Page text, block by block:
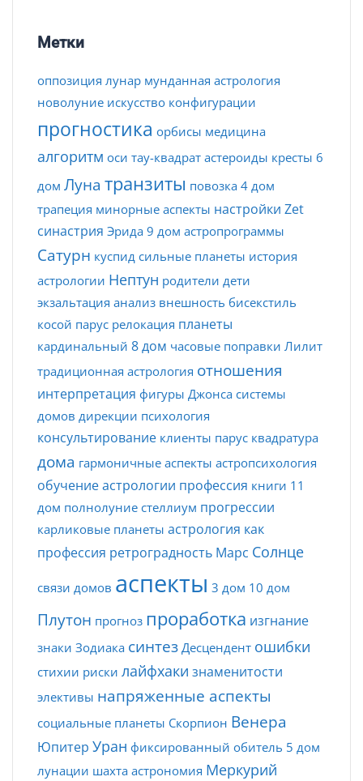
Метки
оппозиция лунар мунданная астрология
новолуние искусство конфигурации
прогностика орбисы медицина
алгоритм оси тау-квадрат астероиды кресты 6
дом Луна транзиты повозка 4 дом
трапеция минорные аспекты настройки Zet
синастрия Эрида 9 дом астропрограммы
Сатурн куспид сильные планеты история
астрологии Нептун родители дети
экзальтация анализ внешность бисекстиль
косой парус релокация планеты
кардинальный 8 дом часовые поправки Лилит
традиционная астрология отношения
интерпретация фигуры Джонса системы
домов дирекции психология
консультирование клиенты парус квадратура
дома гармоничные аспекты астропсихология
обучение астрологии профессия книги 11
дом полнолуние стеллиум прогрессии
карликовые планеты астрология как
профессия ретроградность Марс Солнце
связи домов аспекты 3 дом 10 дом
Плутон прогноз проработка изгнание
знаки Зодиака синтез Десцендент ошибки
стихии риски лайфхаки знаменитости
элективы напряженные аспекты
социальные планеты Скорпион Венера
Юпитер Уран фиксированный обитель 5 дом
лунации шахта астрономия Меркурий